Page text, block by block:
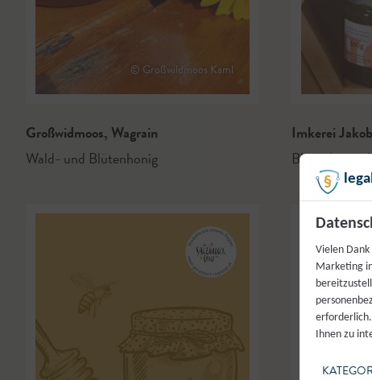
© Großwildmoos Kaml
Großwidmoos, Wagrain
Wald- und Blütenhonig
Imkerei
Blütenhonig,
Vielen
Marketing
erforderlich.
Ihnen zu